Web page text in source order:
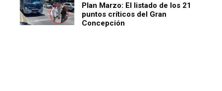
Plan Marzo: El listado de los 21
puntos críticos del Gran
Concepción